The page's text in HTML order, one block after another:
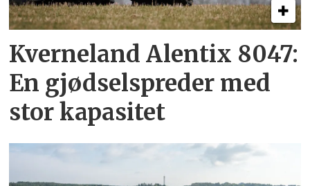
Kverneland Alentix 8047:
En gjødsel­spreder med
stor kapasitet